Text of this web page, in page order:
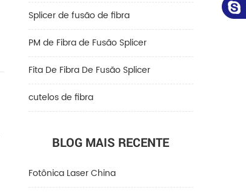
Splicer de fusão de fibra
PM de Fibra de Fusão Splicer
Fita De Fibra De Fusão Splicer
cutelos de fibra
BLOG MAIS RECENTE
Fotônica Laser China